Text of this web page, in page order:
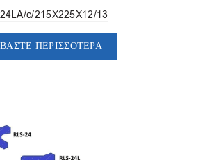
c/215X225X12/13
ΠΕΡΙΣΣΌΤΕΡΑ